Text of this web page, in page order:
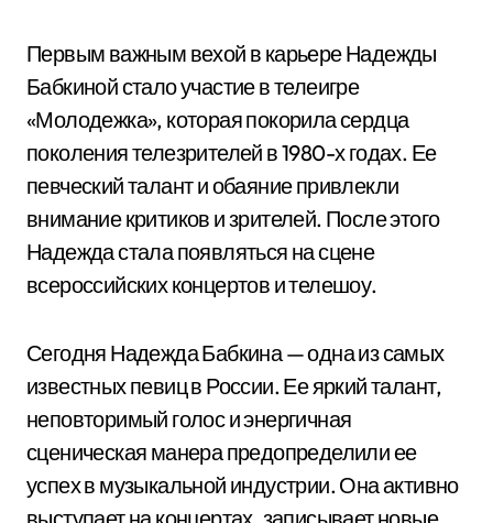
Первым важным вехой в карьере Надежды
Бабкиной стало участие в телеигре
«Молодежка», которая покорила сердца
поколения телезрителей в 1980-х годах. Ее
певческий талант и обаяние привлекли
внимание критиков и зрителей. После этого
Надежда стала появляться на сцене
всероссийских концертов и телешоу.
Сегодня Надежда Бабкина — одна из самых
известных певиц в России. Ее яркий талант,
неповторимый голос и энергичная
сценическая манера предопределили ее
успех в музыкальной индустрии. Она активно